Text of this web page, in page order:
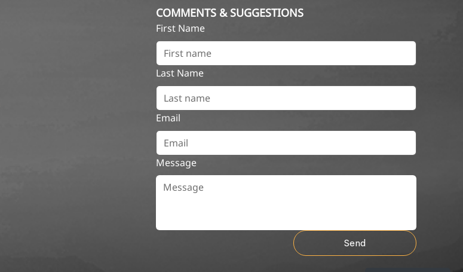
COMMENTS & SUGGESTIONS
First Name
Last Name
Email
Message
Send